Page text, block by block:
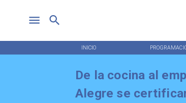
INICIO
De la cocina al
Alegre se